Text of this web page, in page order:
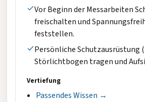
Vor Beginn der Messarbeiten
freischalten und
feststellen.
Persönliche Schutzausrüstung
Störlichtbogen tragen und
Vertiefung
Passendes Wissen →